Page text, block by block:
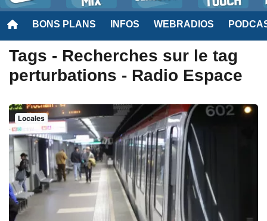
BONS PLANS INFOS WEBRADIOS
Tags - Recherches sur le tag
perturbations - Radio Espace
Locales